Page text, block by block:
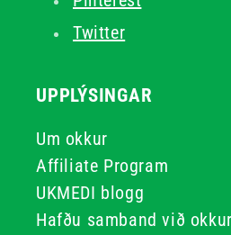
Twitter
UPPLÝSINGAR
Um okkur
Affiliate Program
UKMEDI blogg
Hafðu samband við okkur